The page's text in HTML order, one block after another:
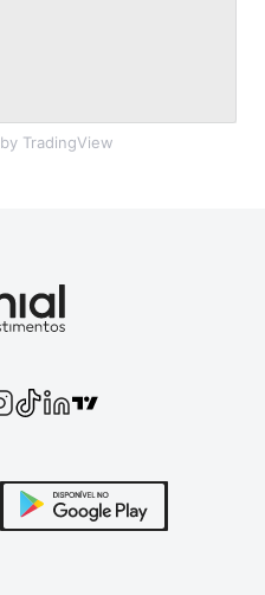
by TradingView